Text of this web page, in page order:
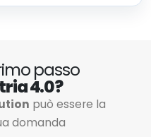
passo
4.0?
può essere la
domanda